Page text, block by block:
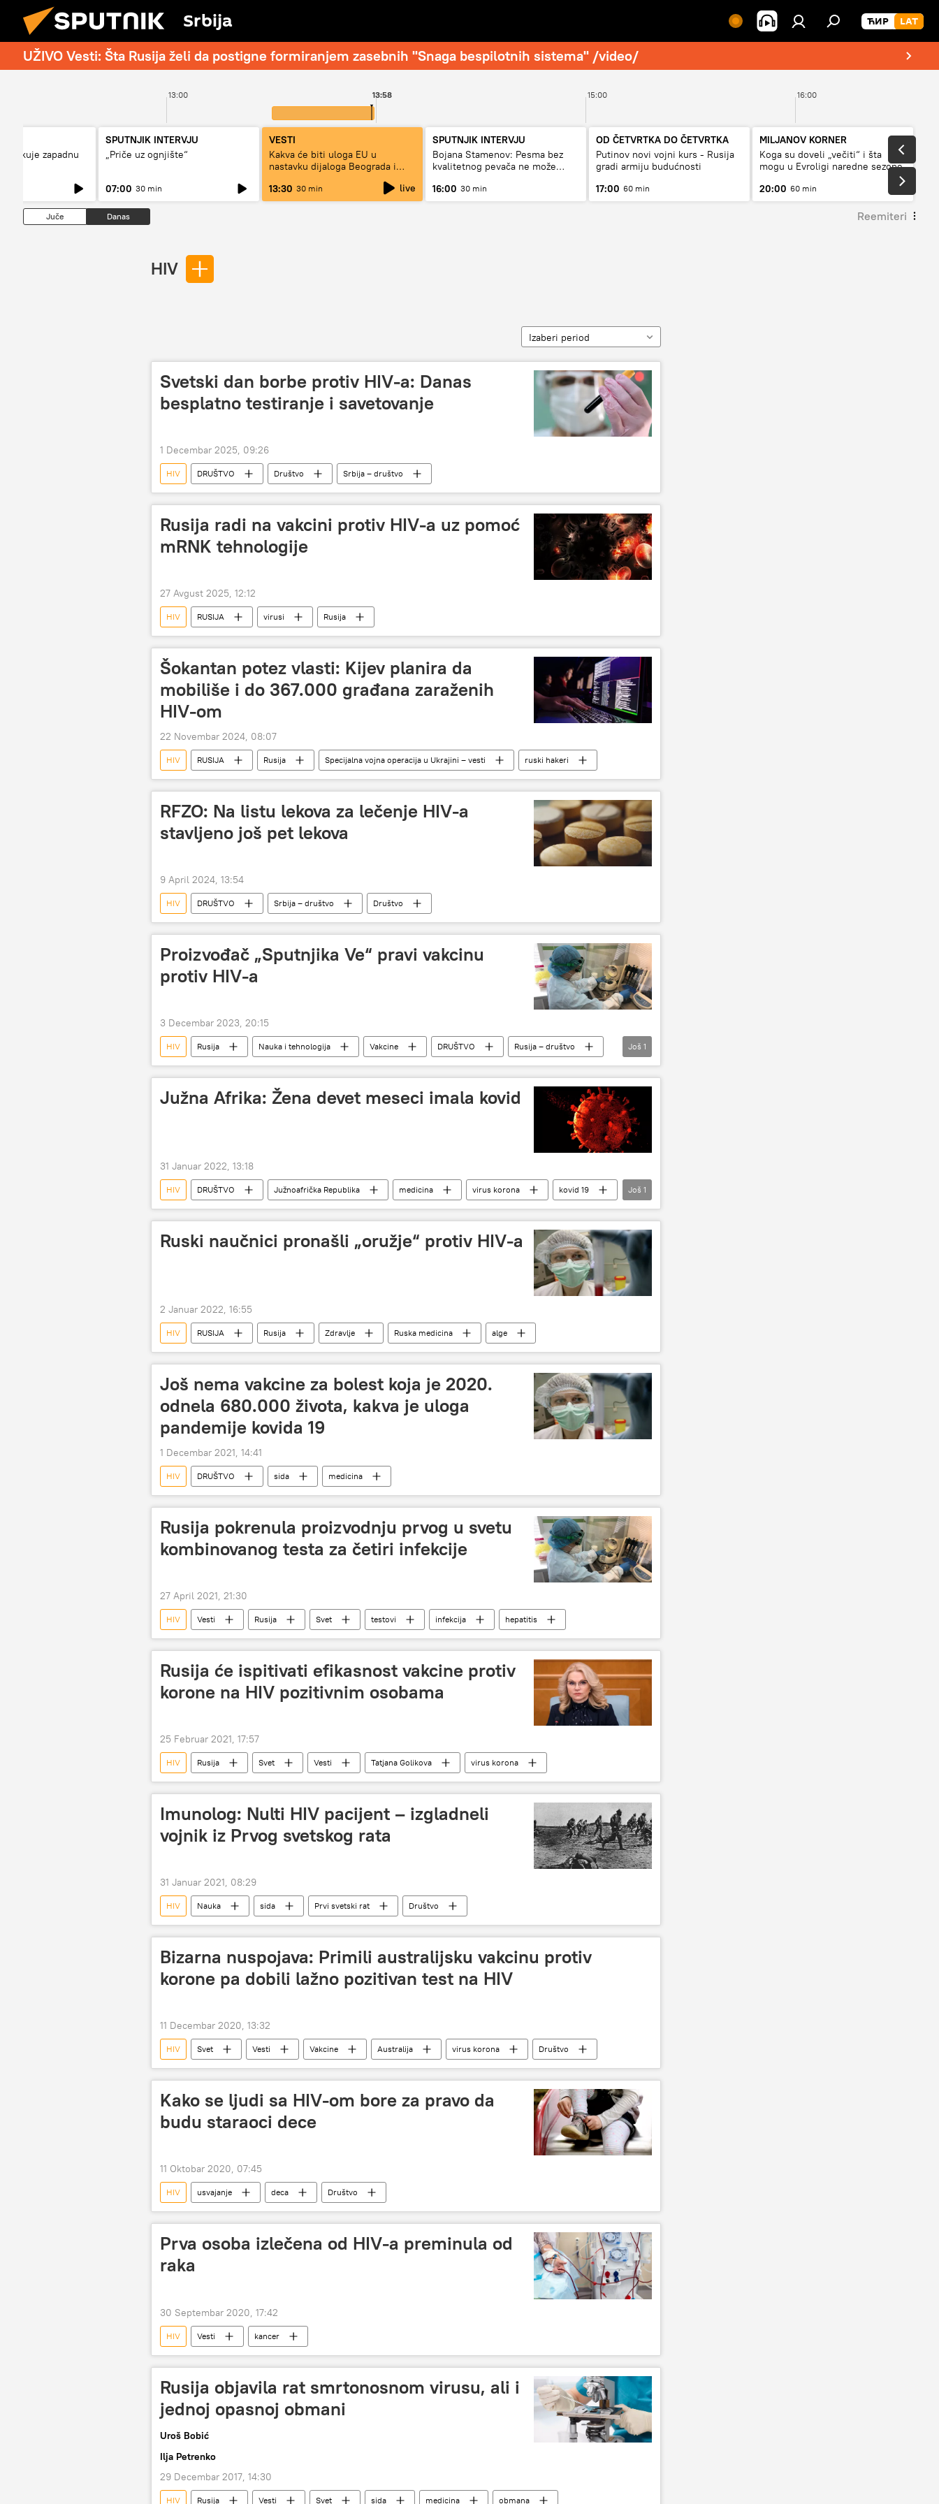
Srbija
UŽIVO Vesti: Šta Rusija želi da postigne formiranjem zasebnih "Snaga bespilotnih sistema" /video/
13:00 15:00 16:00
13:58
kritikuje zapadnu
SPUTNJIK INTERVJU
„Priče uz ognjište“
07:00 30 min
VESTI
Kakva će biti uloga EU u
nastavku dijaloga Beograda i
13:30 30 min live
SPUTNJIK INTERVJU
Bojana Stamenov: Pesma bez
kvalitetnog pevača ne može
16:00 30 min
OD ČETVRTKA DO ČETVRTKA
Putinov novi vojni kurs - Rusija
gradi armiju budućnosti
17:00 60 min
MILJANOV KORNER
Koga su doveli „večiti“ i šta
mogu u Evroligi naredne sezone
20:00 60 min
Juče Danas Reemiteri
HIV
Izaberi period
Svetski dan borbe protiv HIV-a: Danas
besplatno testiranje i savetovanje
1 Decembar 2025, 09:26
HIV DRUŠTVO Društvo Srbija – društvo
Rusija radi na vakcini protiv HIV-a uz pomoć
mRNK tehnologije
27 Avgust 2025, 12:12
HIV RUSIJA virusi Rusija
Šokantan potez vlasti: Kijev planira da
mobiliše i do 367.000 građana zaraženih
HIV-om
22 Novembar 2024, 08:07
HIV RUSIJA Rusija Specijalna vojna operacija u Ukrajini – vesti ruski hakeri
RFZO: Na listu lekova za lečenje HIV-a
stavljeno još pet lekova
9 April 2024, 13:54
HIV DRUŠTVO Srbija – društvo Društvo
Proizvođač „Sputnjika Ve“ pravi vakcinu
protiv HIV-a
3 Decembar 2023, 20:15
HIV Rusija Nauka i tehnologija Vakcine DRUŠTVO
Rusija – društvo
Društvo
Još 1
Južna Afrika: Žena devet meseci imala kovid
31 Januar 2022, 13:18
HIV DRUŠTVO Južnoafrička Republika medicina virus korona
kovid 19
Magazin
Još 1
Ruski naučnici pronašli „oružje“ protiv HIV-a
2 Januar 2022, 16:55
HIV RUSIJA Rusija Zdravlje Ruska medicina alge
Još nema vakcine za bolest koja je 2020.
odnela 680.000 života, kakva je uloga
pandemije kovida 19
1 Decembar 2021, 14:41
HIV DRUŠTVO sida medicina
Rusija pokrenula proizvodnju prvog u svetu
kombinovanog testa za četiri infekcije
27 April 2021, 21:30
HIV Vesti Rusija Svet testovi infekcija hepatitis
Rusija će ispitivati efikasnost vakcine protiv
korone na HIV pozitivnim osobama
25 Februar 2021, 17:57
HIV Rusija Svet Vesti Tatjana Golikova virus korona
Imunolog: Nulti HIV pacijent – izgladneli
vojnik iz Prvog svetskog rata
31 Januar 2021, 08:29
HIV Nauka sida Prvi svetski rat Društvo
Bizarna nuspojava: Primili australijsku vakcinu protiv
korone pa dobili lažno pozitivan test na HIV
11 Decembar 2020, 13:32
HIV Svet Vesti Vakcine Australija virus korona Društvo
Kako se ljudi sa HIV-om bore za pravo da
budu staraoci dece
11 Oktobar 2020, 07:45
HIV usvajanje deca Društvo
Prva osoba izlečena od HIV-a preminula od
raka
30 Septembar 2020, 17:42
HIV Vesti kancer
Rusija objavila rat smrtonosnom virusu, ali i
jednoj opasnoj obmani
Uroš Bobić
Ilja Petrenko
29 Decembar 2017, 14:30
HIV Rusija Vesti Svet sida medicina obmana